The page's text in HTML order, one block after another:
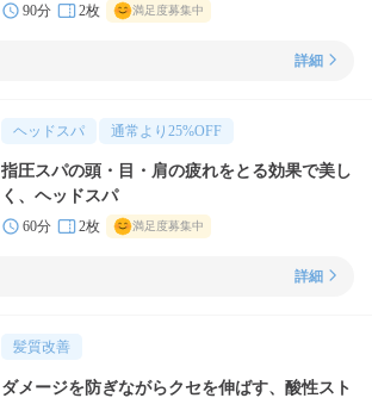
90分 2枚 満足度募集中
詳細
ヘッドスパ 通常より 25%OFF
指圧スパの頭・目・肩の疲れをとる効果で美し
く、ヘッドスパ
60分 2枚 満足度募集中
詳細
髪質改善
ダメージを防ぎながらクセを伸ばす、酸性スト